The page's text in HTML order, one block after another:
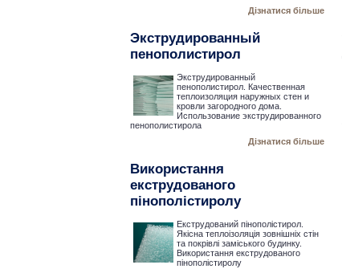
Дізнатися більше
Экструдированный
пенополистирол
Экструдированный
пенополистирол. Качественная
теплоизоляция наружных стен и
кровли загородного дома.
Использование экструдированного
пенополистирола
Дізнатися більше
Використання
екструдованого
пінополістиролу
Екструдований пінополістирол.
Якісна теплоізоляція зовнішніх стін
та покрівлі заміського будинку.
Використання екструдованого
пінополістиролу